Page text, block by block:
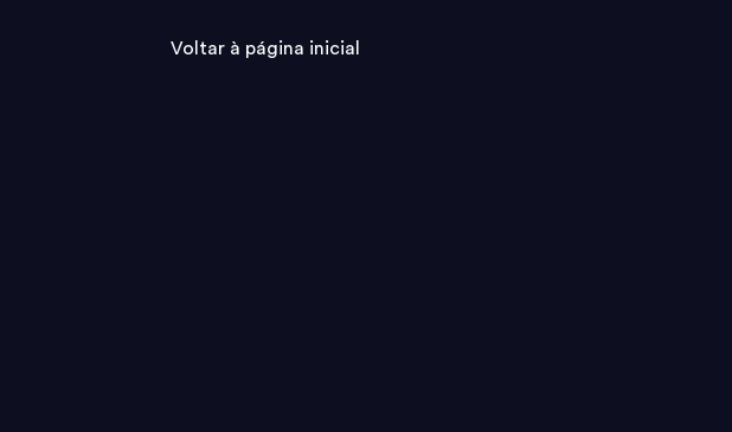
Voltar à página inicial